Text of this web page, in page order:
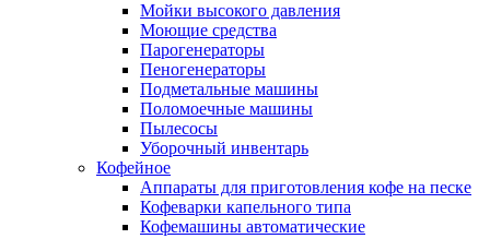
Мойки высокого давления
Моющие средства
Парогенераторы
Пеногенераторы
Подметальные машины
Поломоечные машины
Пылесосы
Уборочный инвентарь
Кофейное
Аппараты для приготовления кофе на песке
Кофеварки капельного типа
Кофемашины автоматические